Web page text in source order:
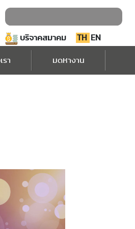
บริจาคสมาคม TH EN
รา มดหางาน